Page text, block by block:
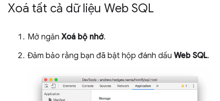
Xoá tất cả dữ liệu Web SQL
Mở ngăn Xoá bộ nhớ.
Đảm bảo rằng bạn đã bật hộp đánh dấu Web SQL.